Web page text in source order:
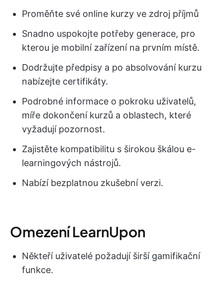
Proměňte své online kurzy ve zdroj příjmů
Snadno uspokojte potřeby generace, pro
kterou je mobilní zařízení na prvním místě.
Dodržujte předpisy a po absolvování kurzu
nabízejte certifikáty.
Podrobné informace o pokroku uživatelů,
míře dokončení kurzů a oblastech, které
vyžadují pozornost.
Zajistěte kompatibilitu s širokou škálou e-
learningových nástrojů.
Nabízí bezplatnou zkušební verzi.
Omezení LearnUpon
Někteří uživatelé požadují širší gamifikační
funkce.